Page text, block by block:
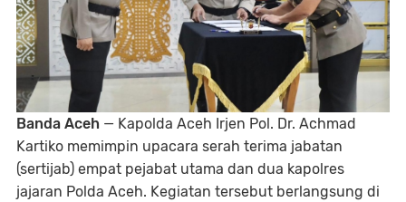
Banda Aceh — Kapolda Aceh Irjen Pol. Dr. Achmad
Kartiko memimpin upacara serah terima jabatan
(sertijab) empat pejabat utama dan dua kapolres
jajaran Polda Aceh. Kegiatan tersebut berlangsung di